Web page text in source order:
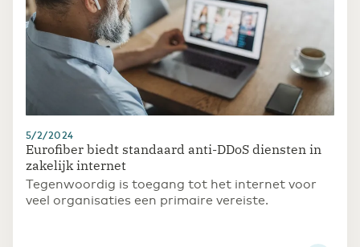
5/2/2024
Eurofiber biedt standaard anti-DDoS diensten in
zakelijk internet
Tegenwoordig is toegang tot het internet voor
veel organisaties een primaire vereiste.